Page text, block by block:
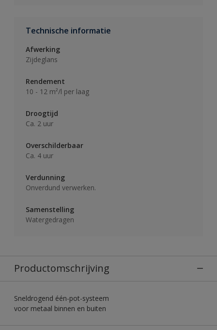
Technische informatie
Afwerking
Zijdeglans
Rendement
10 - 12 m²/l per laag
Droogtijd
Ca. 2 uur
Overschilderbaar
Ca. 4 uur
Verdunning
Onverdund verwerken.
Samenstelling
Watergedragen
Productomschrijving
Sneldrogend één-pot-systeem
voor metaal binnen en buiten